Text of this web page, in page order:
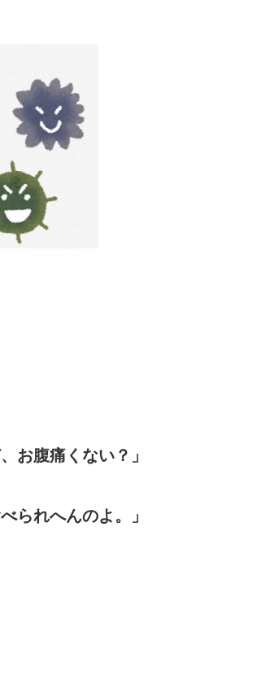
お腹痛くない？」
られへんのよ。」